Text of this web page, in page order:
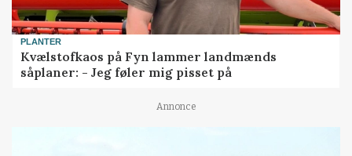
PLANTER
Kvælstofkaos på Fyn lammer landmænds
såplaner: - Jeg føler mig pisset på
Annonce